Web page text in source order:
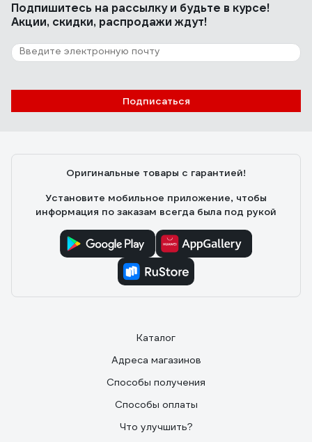
Подпишитесь на рассылкуи будьте в курсе!
Акции, скидки, распродажи ждут!
Подписаться
Оригинальные товары с гарантией!
Установите мобильное приложение, чтобы
информация по заказам всегда была под рукой
Каталог
Адреса магазинов
Способы получения
Способы оплаты
Что улучшить?